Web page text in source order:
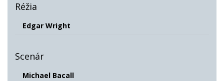
Réžia
Edgar Wright
Scenár
Michael Bacall